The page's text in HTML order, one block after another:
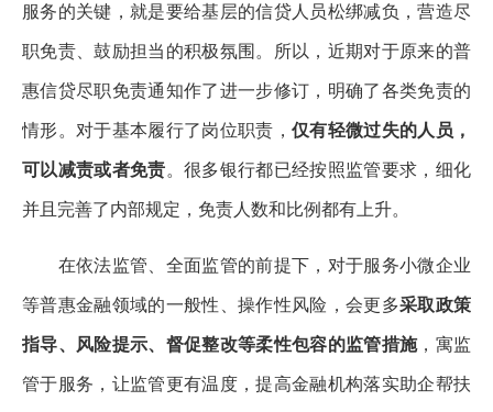
服务的关键，就是要给基层的信贷人员松绑减负，营造尽
职免责、鼓励担当的积极氛围。所以，近期对于原来的普
惠信贷尽职免责通知作了进一步修订，明确了各类免责的
情形。对于基本履行了岗位职责， 仅有轻微过失的人员，
可以减责或者免责。很多银行都已经按照监管要求，细化
并且完善了内部规定，免责人数和比例都有上升。
在依法监管、全面监管的前提下，对于服务小微企业
等普惠金融领域的一般性、操作性风险，会更多采取政策
指导、风险提示、督促整改等柔性包容的监管措施，寓监
管于服务，让监管更有温度，提高金融机构落实助企帮扶